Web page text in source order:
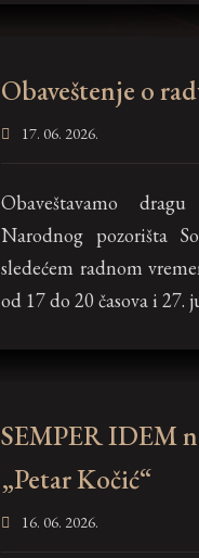
Obaveštenje o
17. 06. 2026.
Obaveštavamo
Narodnog pozorišta
sledećem radnom
od 17 do 20 časova i 27.
SEMPER IDEM
„Petar Kočić“
16. 06. 2026.